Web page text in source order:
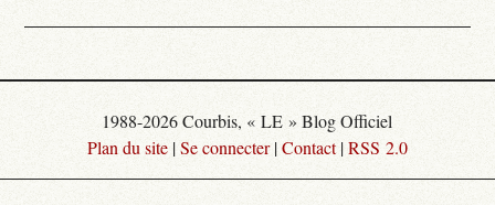
1988-2026 Courbis, « LE » Blog Officiel
Plan du site |Se connecter|Contact|RSS 2.0